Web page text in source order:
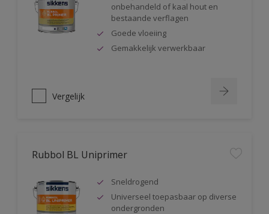
onbehandeld of kaal hout en
bestaande verflagen
Goede vloeiing
Gemakkelijk verwerkbaar
Vergelijk
Rubbol BL Uniprimer
Sneldrogend
Universeel toepasbaar op diverse
ondergronden